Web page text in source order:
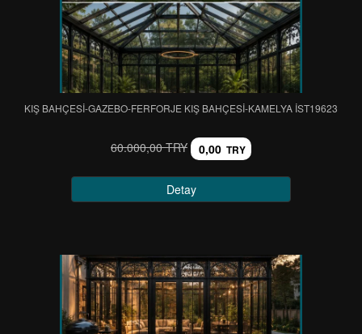
KIŞ BAHÇESİ-GAZEBO-FERFORJE KIŞ BAHÇESİ-KAMELYA IST19623
60.000,00 TRY 0,00 TRY
Detay